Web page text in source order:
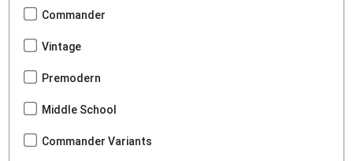
Commander
Vintage
Premodern
Middle School
Commander Variants